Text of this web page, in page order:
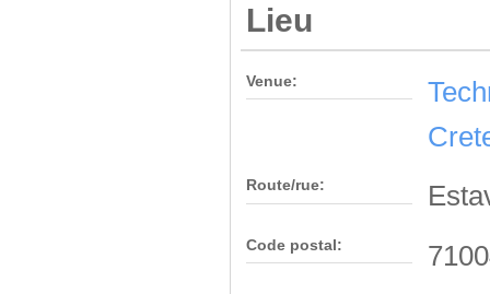
Lieu
Venue:
Route/rue:
Code postal: